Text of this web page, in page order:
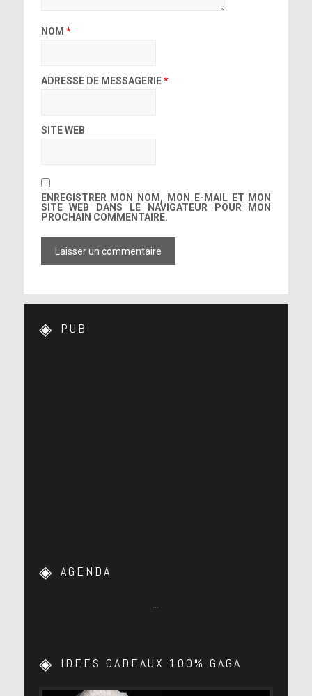
NOM *
ADRESSE DE MESSAGERIE*
SITE WEB
ENREGISTRER MON NOM, MON E-MAIL ET MON
SITE WEB DANS LE NAVIGATEUR POUR MON
PROCHAIN COMMENTAIRE.
PUB
AGENDA
…
IDEES CADEAUX 100% GAGA